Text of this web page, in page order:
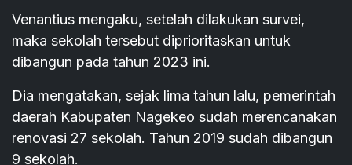
Venantius mengaku, setelah dilakukan survei,
maka sekolah tersebut diprioritaskan untuk
dibangun pada tahun 2023 ini.
Dia mengatakan, sejak lima tahun lalu, pemerintah
daerah Kabupaten Nagekeo sudah merencanakan
renovasi 27 sekolah. Tahun 2019 sudah dibangun
9 sekolah.